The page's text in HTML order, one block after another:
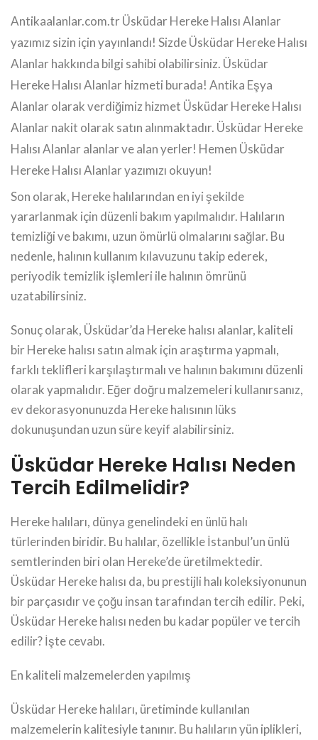
Antikaalanlar.com.tr Üsküdar Hereke Halısı Alanlar
yazımız sizin için yayınlandı! Sizde Üsküdar Hereke Halısı
Alanlar hakkında bilgi sahibi olabilirsiniz. Üsküdar
Hereke Halısı Alanlar hizmeti burada! Antika Eşya
Alanlar olarak verdiğimiz hizmet Üsküdar Hereke Halısı
Alanlar nakit olarak satın alınmaktadır. Üsküdar Hereke
Halısı Alanlar alanlar ve alan yerler! Hemen Üsküdar
Hereke Halısı Alanlar yazımızı okuyun!
Son olarak, Hereke halılarından en iyi şekilde
yararlanmak için düzenli bakım yapılmalıdır. Halıların
temizliği ve bakımı, uzun ömürlü olmalarını sağlar. Bu
nedenle, halının kullanım kılavuzunu takip ederek,
periyodik temizlik işlemleri ile halının ömrünü
uzatabilirsiniz.
Sonuç olarak, Üsküdar’da Hereke halısı alanlar, kaliteli
bir Hereke halısı satın almak için araştırma yapmalı,
farklı teklifleri karşılaştırmalı ve halının bakımını düzenli
olarak yapmalıdır. Eğer doğru malzemeleri kullanırsanız,
ev dekorasyonunuzda Hereke halısının lüks
dokunuşundan uzun süre keyif alabilirsiniz.
Üsküdar Hereke Halısı Neden
Tercih Edilmelidir?
Hereke halıları, dünya genelindeki en ünlü halı
türlerinden biridir. Bu halılar, özellikle İstanbul’un ünlü
semtlerinden biri olan Hereke’de üretilmektedir.
Üsküdar Hereke halısı da, bu prestijli halı koleksiyonunun
bir parçasıdır ve çoğu insan tarafından tercih edilir. Peki,
Üsküdar Hereke halısı neden bu kadar popüler ve tercih
edilir? İşte cevabı.
En kaliteli malzemelerden yapılmış
Üsküdar Hereke halıları, üretiminde kullanılan
malzemelerin kalitesiyle tanınır. Bu halıların yün iplikleri,